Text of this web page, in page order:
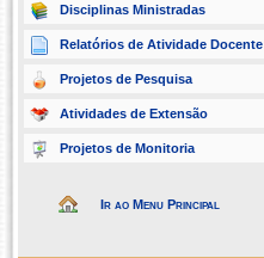
Disciplinas Ministradas
Relatórios de Atividade Docente
Projetos de Pesquisa
Atividades de Extensão
Projetos de Monitoria
Ir ao Menu Principal